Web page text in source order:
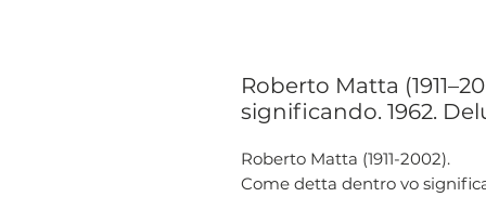
Roberto Matta
significando. 1962.
Roberto Matta (1911-2002).
Come detta dentro vo